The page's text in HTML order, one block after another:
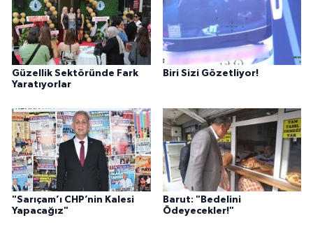
Güzellik Sektöründe Fark
Yaratıyorlar
Biri Sizi Gözetliyor!
"Sarıçam’ı CHP’nin Kalesi
Yapacağız"
Barut: "Bedelini
Ödeyecekler!"